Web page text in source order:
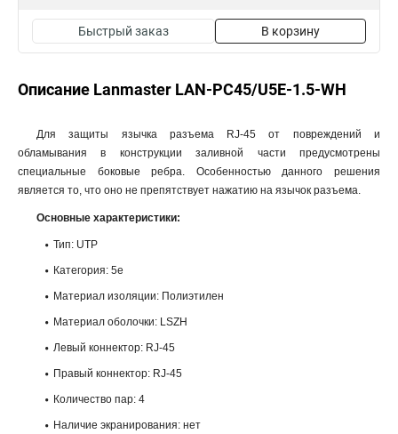
Быстрый заказ В корзину
Описание Lanmaster LAN-PC45/U5E-1.5-WH
Для защиты язычка разъема RJ-45 от повреждений и
обламывания в конструкции заливной части предусмотрены
специальные боковые ребра. Особенностью данного решения
является то, что оно не препятствует нажатию на язычок разъема.
Основные характеристики:
Тип: UTP
Категория: 5e
Материал изоляции: Полиэтилен
Материал оболочки: LSZH
Левый коннектор: RJ-45
Правый коннектор: RJ-45
Количество пар: 4
Наличие экранирования: нет